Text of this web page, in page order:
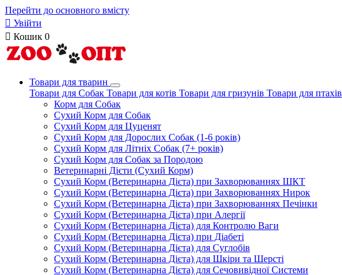
Перейти до основного вмісту
 Увійти
 Кошик 0
Товари для тварин
Товари для Собак Товари для котів Товари для гризунів Товари для птахів
Корм для Собак
Сухий Корм для Собак
Сухий Корм для Цуценят
Сухий Корм для Дорослих Собак (1-6 років)
Сухий Корм для Літніх Собак (7+ років)
Сухий Корм для Собак за Породою
Ветеринарні Дієти (Сухий Корм)
Сухий Корм (Ветеринарна Дієта) при Захворюваннях ШКТ
Сухий Корм (Ветеринарна Дієта) при Захворюваннях Нирок
Сухий Корм (Ветеринарна Дієта) при Захворюваннях Печінки
Сухий Корм (Ветеринарна Дієта) при Алергії
Сухий Корм (Ветеринарна Дієта) для Контролю Ваги
Сухий Корм (Ветеринарна Дієта) при Діабеті
Сухий Корм (Ветеринарна Дієта) для Суглобів
Сухий Корм (Ветеринарна Дієта) для Шкіри та Шерсті
Сухий Корм (Ветеринарна Дієта) для Сечовивідної Системи